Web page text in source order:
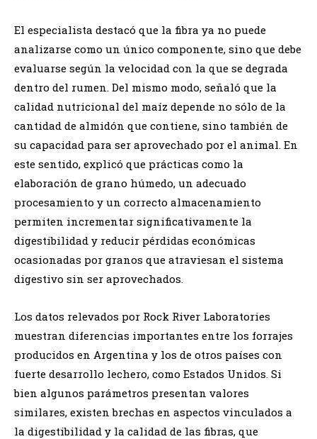
El especialista destacó que la fibra ya no puede
analizarse como un único componente, sino que debe
evaluarse según la velocidad con la que se degrada
dentro del rumen. Del mismo modo, señaló que la
calidad nutricional del maíz depende no sólo de la
cantidad de almidón que contiene, sino también de
su capacidad para ser aprovechado por el animal. En
este sentido, explicó que prácticas como la
elaboración de grano húmedo, un adecuado
procesamiento y un correcto almacenamiento
permiten incrementar significativamente la
digestibilidad y reducir pérdidas económicas
ocasionadas por granos que atraviesan el sistema
digestivo sin ser aprovechados.
Los datos relevados por Rock River Laboratories
muestran diferencias importantes entre los forrajes
producidos en Argentina y los de otros países con
fuerte desarrollo lechero, como Estados Unidos. Si
bien algunos parámetros presentan valores
similares, existen brechas en aspectos vinculados a
la digestibilidad y la calidad de las fibras, que